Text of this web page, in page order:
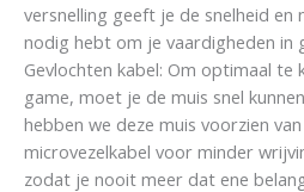
versnelling geeft je de snelheid en
nodig hebt om je vaardigheden in
Gevlochten kabel: Om optimaal te
game, moet je de muis snel
hebben we deze muis voorzien
microvezelkabel voor minder
zodat je nooit meer dat ene